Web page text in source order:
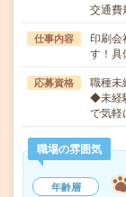
交通費
仕事内容
印刷会
す！具
応募資格
職種未
◆未経
で気
職場の雰囲気
年齢層